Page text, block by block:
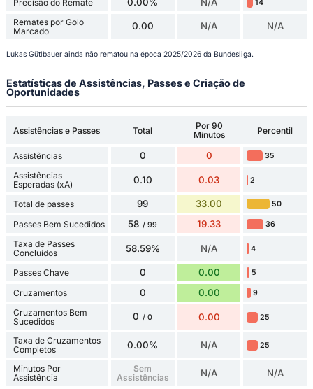
Precisão do Remate 14
Remates por Golo
Marcado
0.00 N/A N/A
Lukas Gütlbauer ainda não rematou na época 2025/2026 da Bundesliga.
Estatísticas de Assistências, Passes e Criação de
Oportunidades
Assistências e Passes Total
Por 90
Minutos
Percentil
Assistências 0 0 35
Assistências
Esperadas (xA)
0.10 0.03 2
Total de passes 99 33.00 50
Passes Bem Sucedidos 58 / 99 19.33 36
Taxa de Passes
Concluídos
58.59% N/A 4
Passes Chave 0 0.00 5
Cruzamentos 0 0.00 9
Cruzamentos Bem
Sucedidos
0 / 0 0.00 25
Taxa de Cruzamentos
Completos
0.00% N/A 25
Minutos Por
Assistência
Sem
Assistências
N/A N/A